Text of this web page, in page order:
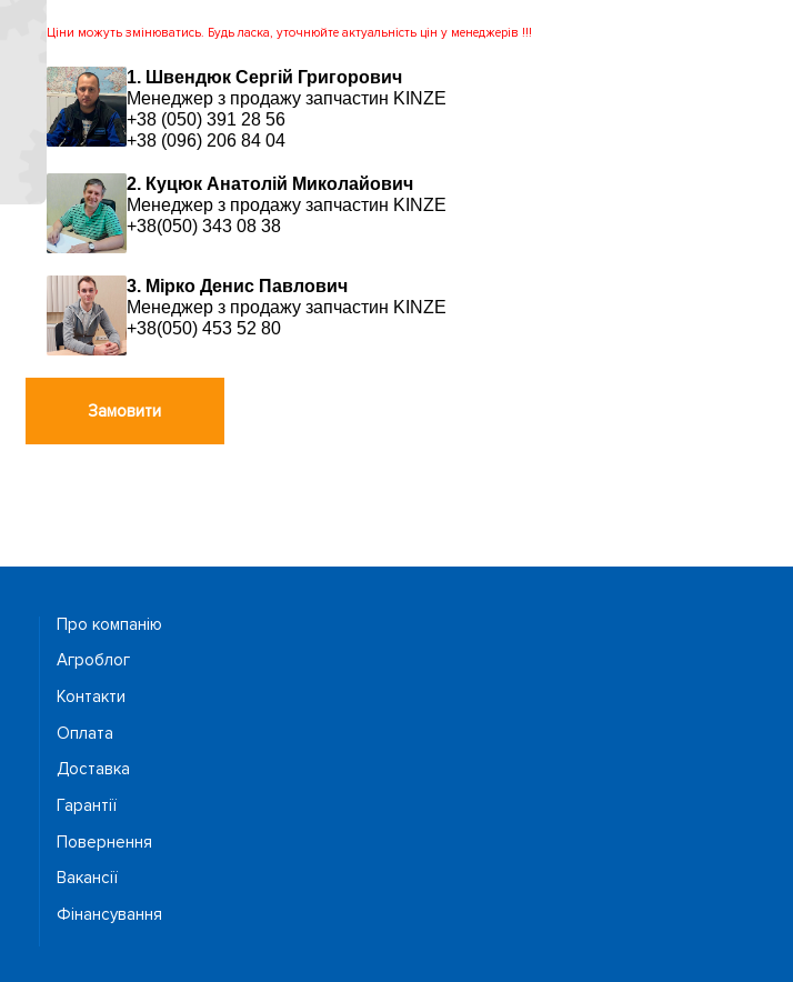
Ціни можуть змінюватись. Будь ласка, уточнюйте актуальність цін у менеджерів !!!
1. Швендюк Сергій Григорович
Менеджер з продажу запчастин KINZE
+38 (050) 391 28 56
+38 (096) 206 84 04
2. Куцюк Анатолій Миколайович
Менеджер з продажу запчастин KINZE
+38(050) 343 08 38
3. Мірко Денис Павлович
Менеджер з продажу запчастин KINZE
+38(050) 453 52 80
Замовити
Про компанію
Агроблог
Контакти
Оплата
Доставка
Гарантії
Повернення
Вакансії
Фінансування